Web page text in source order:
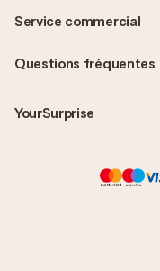
Questions fréquentes
YourSurprise
Service commercial